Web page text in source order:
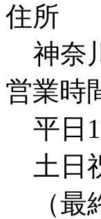
住所
神奈
営業時
平日
土日
（